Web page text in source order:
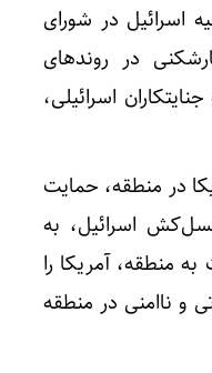
اسرائیل در شورای
در روندهای
اسرائیلی،
در منطقه، حمایت
اسرائیل، به
منطقه، آمریکا را
و ناامنی در منطقه